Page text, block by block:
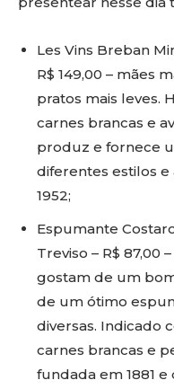
Les Vins Breban
R$ 149,00 – mães
pratos mais leves.
carnes brancas e
produz e fornece
diferentes estilos
1952;
Espumante
Treviso – R$ 87,00
gostam de um
de um ótimo
diversas. Indicado
carnes brancas e
fundada em 1881